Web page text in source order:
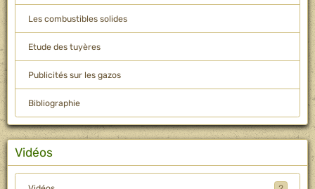
Les combustibles solides
Etude des tuyères
Publicités sur les gazos
Bibliographie
Vidéos